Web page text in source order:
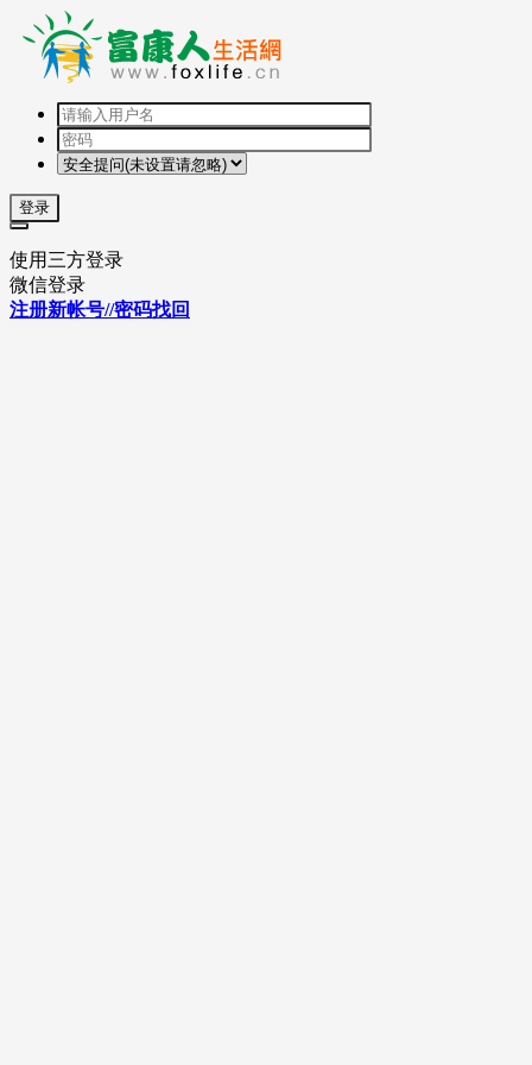
登录
使用三方登录
微信登录
注册新帐号//密码找回